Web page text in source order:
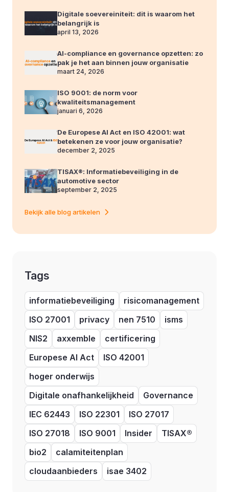
Digitale soevereiniteit: dit is waarom het
belangrijk is
april 13, 2026
AI-compliance en governance opzetten: zo
pak je het aan binnen jouw organisatie
maart 24, 2026
ISO 9001: de norm voor
kwaliteitsmanagement
januari 6, 2026
De Europese AI Act en ISO 42001: wat
betekenen ze voor jouw organisatie?
december 2, 2025
TISAX®: Informatiebeveiliging in de
automotive sector
september 2, 2025
Bekijk alle blog artikelen
Tags
informatiebeveiliging
risicomanagement
ISO 27001
privacy nen 7510
isms
NIS2
axxemble
certificering
Europese AI Act
ISO 42001
hoger onderwijs
Digitale onafhankelijkheid
Governance
IEC 62443
ISO 22301
ISO 27017
ISO 27018
ISO 9001 Insider
TISAX®
bio2
calamiteitenplan
cloudaanbieders
isae 3402